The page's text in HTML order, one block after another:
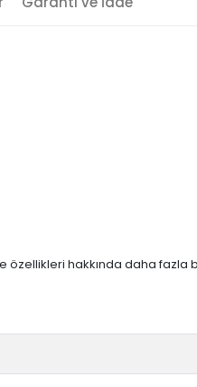
özellikleri hakkında daha